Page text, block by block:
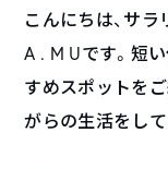
こんにちは、サ
A . M Uです。短
すめスポットを
がらの生活をし